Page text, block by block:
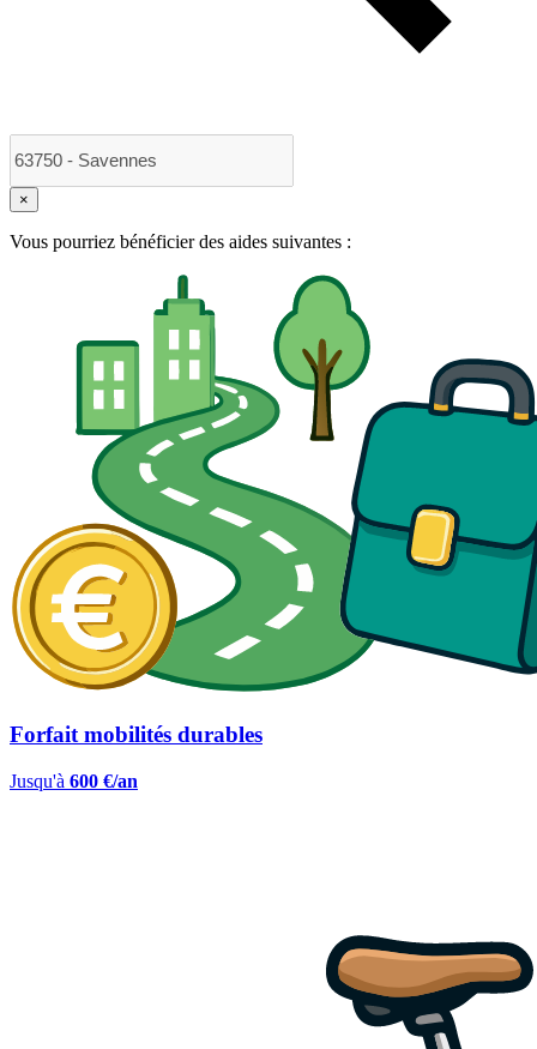
×
Vous pourriez bénéficier des aides suivantes :
Forfait mobilités durables
Jusqu'à 600 €/an